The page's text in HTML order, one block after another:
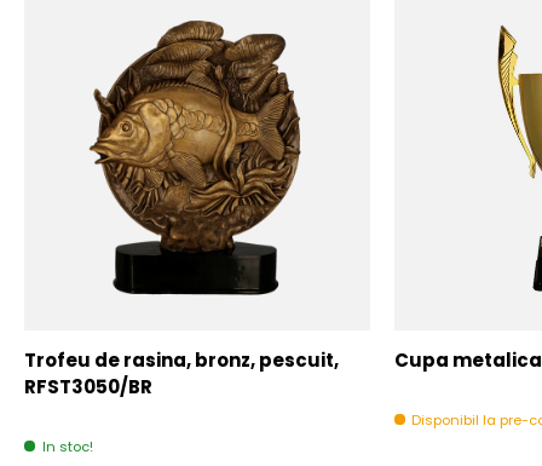
Trofeu de rasina, bronz, pescuit,
RFST3050/BR
In stoc!
Cupa
Disponibil la pre-